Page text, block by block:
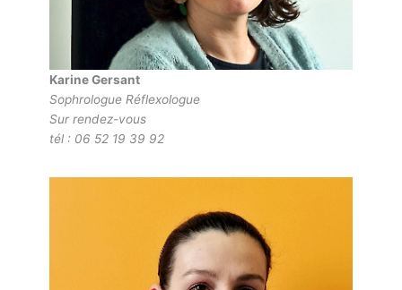
Karine Gersant
Sophrologue Réflexologue
Sur rendez-vous
tél : 06 52 19 39 92